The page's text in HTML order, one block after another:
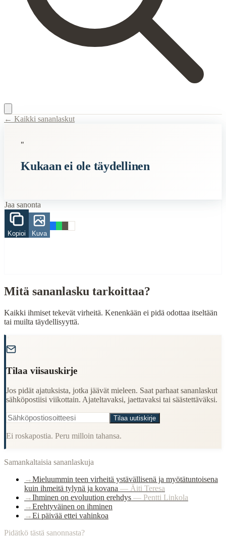
Description:Kaikki ihmiset tekevät virheitä. Kenenkään ei pidä
Finding Finnish proverbs about specific topics
Understanding Finnish cultural wisdom
Learning Finnish language through proverbs
Finding quotes for speeches or writing
Origin: Finland
← Kaikki sananlaskut
"
Kukaan ei ole täydellinen
Jaa sanonta
Kopioi Kuva
Mitä sananlasku tarkoittaa?
Kaikki ihmiset tekevät virheitä. Kenenkään ei pidä odottaa itseltään
tai muilta täydellisyyttä.
Tilaa viisauskirje
Jos pidät ajatuksista, jotka jäävät mieleen. Saat parhaat sananlaskut
sähköpostiisi viikottain. Ajateltavaksi, jaettavaksi tai säästettäväksi.
Tilaa uutiskirje
Ei roskapostia. Peru milloin tahansa.
Samankaltaisia sananlaskuja
→Mieluummin teen virheitä ystävällisenä ja myötätuntoisena
kuin ihmeitä tylynä ja kovana — Äiti Teresa
→Ihminen on evoluution erehdys — Pentti Linkola
→Erehtyväinen on ihminen
→Ei päivää ettei vahinkoa
Pidätkö tästä sanonnasta?